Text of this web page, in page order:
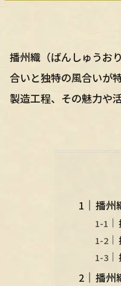
播州織（ばんしゅうお
合いと独特の風合いが
製造工程、その魅力や
播州
播州